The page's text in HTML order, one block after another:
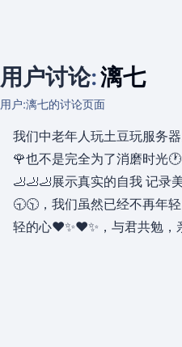
用户讨论:漓七
用户:漓七的讨论页面
我们中老年人玩土豆玩服务
🌹也不是完全为了消磨时光
🦶🦶🦶展示真实的自我 记录
🕤🕥，我们虽然已经不再年
轻的心❤️✨❤️✨，与君共勉，